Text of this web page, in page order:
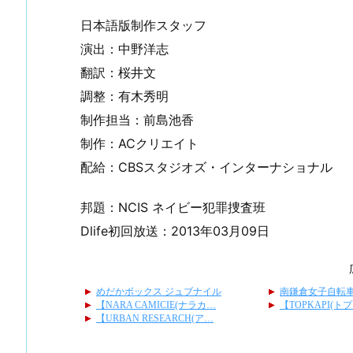
日本語版制作スタッフ
演出：中野洋志
翻訳：桜井文
調整：有木秀明
制作担当：前島池香
制作：ACクリエイト
配給：CBSスタジオズ・インターナショナル
邦題：NCIS ネイビー犯罪捜査班
Dlife初回放送：2013年03月09日